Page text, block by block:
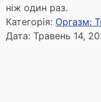
ніж один раз.
Категорія: Оргазм:
Дата: Травень 14,